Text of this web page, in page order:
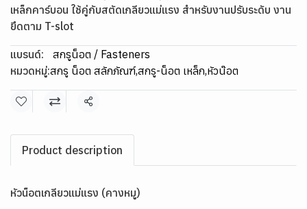
เหล็กคาร์บอน ใช้คู่กับสตัดเกลียวแม่แรง สำหรับงานปรับระดับ งาน
ยึดตาม T-slot
แบรนด์:
สกรูน็อต / Fasteners
หมวดหมู่:สกรู น็อต สลักภัณฑ์,สกรู-น็อต เหล็ก,หัวน๊อต
แชร์
Product description
หัวน็อตเกลียวแม่แรง (คางหมู)